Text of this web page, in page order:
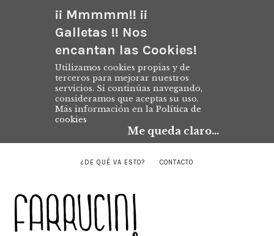
¡¡ Mmmmm!! ¡¡
Galletas !! Nos
encantan las Cookies!
Utilizamos cookies propias y de
terceros para mejorar nuestros
servicios. Si continúas navegando,
consideramos que aceptas su uso.
Más información en la Política de
cookies
Me queda claro...
¿DE QUÉ VA ESTO? CONTACTO